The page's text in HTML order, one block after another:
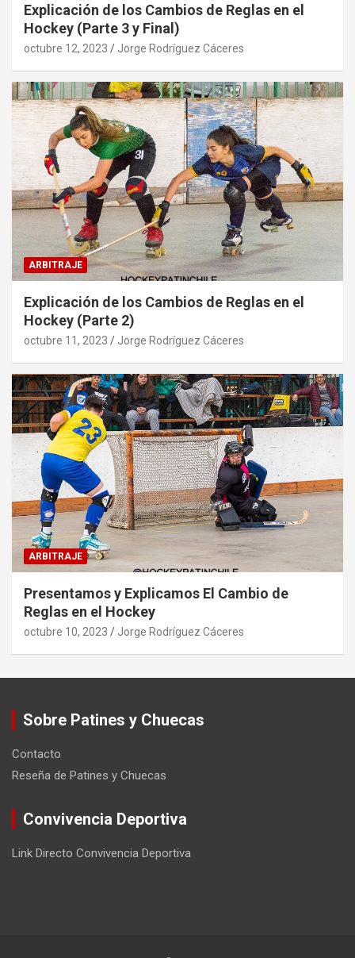
Explicación de los Cambios de Reglas en el
Hockey (Parte 3 y Final)
octubre 12, 2023 Jorge Rodríguez Cáceres
ARBITRAJE
Explicación de los Cambios de Reglas en el
Hockey (Parte 2)
octubre 11, 2023 Jorge Rodríguez Cáceres
ARBITRAJE
Presentamos y Explicamos El Cambio de
Reglas en el Hockey
octubre 10, 2023 Jorge Rodríguez Cáceres
Sobre Patines y Chuecas
Contacto
Reseña de Patines y Chuecas
Convivencia Deportiva
Link Directo Convivencia Deportiva